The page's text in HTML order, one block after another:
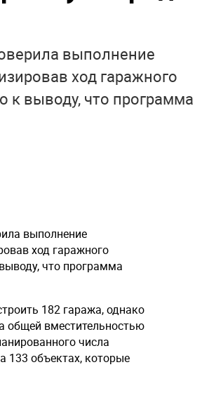
выполнение
ход гаражного
к выводу, что программа
выполнение
ход гаражного
что программа
182 гаража, однако
общей вместительностью
числа
133 объектах, которые